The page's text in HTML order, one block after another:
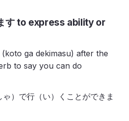
す to express ability or
(koto ga dekimasu) after the
to say you can do
ゃ）で行（い）くことができま